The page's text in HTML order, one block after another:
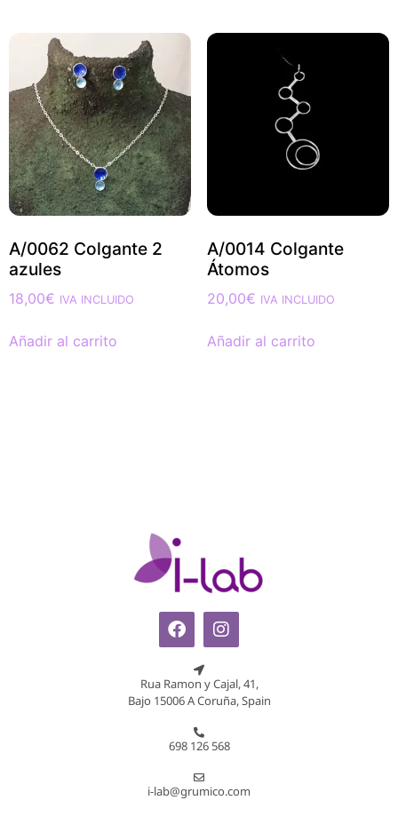
A/0062 Colgante 2
azules
18,00€ IVA INCLUIDO
Añadir al carrito
A/0014 Colgante
Átomos
20,00€ IVA INCLUIDO
Añadir al carrito
Rua Ramon y Cajal, 41,
Bajo 15006 A Coruña, Spain
698 126 568
i-lab@grumico.com